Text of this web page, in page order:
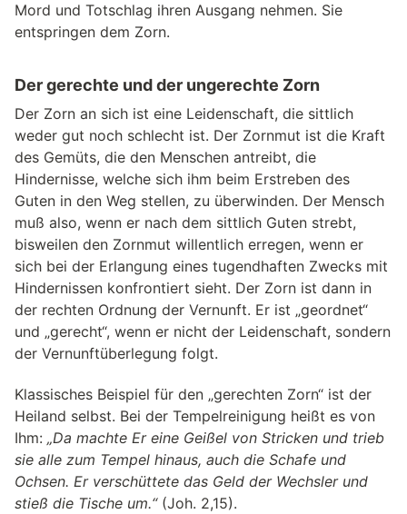
Mord und Totschlag ihren Ausgang nehmen. Sie
entspringen dem Zorn.
Der gerechte und der ungerechte Zorn
Der Zorn an sich ist eine Leidenschaft, die sittlich
weder gut noch schlecht ist. Der Zornmut ist die Kraft
des Gemüts, die den Menschen antreibt, die
Hindernisse, welche sich ihm beim Erstreben des
Guten in den Weg stellen, zu überwinden. Der Mensch
muß also, wenn er nach dem sittlich Guten strebt,
bisweilen den Zornmut willentlich erregen, wenn er
sich bei der Erlangung eines tugendhaften Zwecks mit
Hindernissen konfrontiert sieht. Der Zorn ist dann in
der rechten Ordnung der Vernunft. Er ist „geordnet“
und „gerecht“, wenn er nicht der Leidenschaft, sondern
der Vernunftüberlegung folgt.
Klassisches Beispiel für den „gerechten Zorn“ ist der
Heiland selbst. Bei der Tempelreinigung heißt es von
Ihm: „Da machte Er eine Geißel von Stricken und trieb
sie alle zum Tempel hinaus, auch die Schafe und
Ochsen. Er verschüttete das Geld der Wechsler und
stieß die Tische um.“(Joh. 2,15).